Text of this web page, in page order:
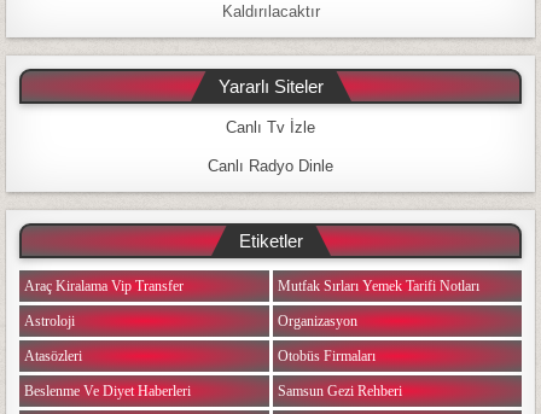
Kaldırılacaktır
Yararlı Siteler
Canlı Tv İzle
Canlı Radyo Dinle
Etiketler
Araç Kiralama Vip Transfer
Astroloji
Atasözleri
Beslenme Ve Diyet Haberleri
Mutfak Sırları Yemek Tarifi Notları
Organizasyon
Otobüs Firmaları
Samsun Gezi Rehberi